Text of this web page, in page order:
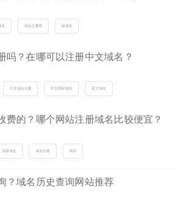
名 域名注册商 短域名
吗？在哪可以注册中文域名？
中文域名注册 中文国际域名 英文域名
费的？哪个网站注册域名比较便宜？
顶级域名 域名价格 域名
？域名历史查询网站推荐